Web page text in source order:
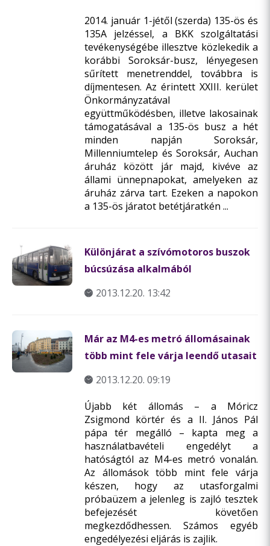
2014. január 1-jétől (szerda) 135-ös és
135A jelzéssel, a BKK szolgáltatási
tevékenységébe illesztve közlekedik a
korábbi Soroksár-busz, lényegesen
sűrített menetrenddel, továbbra is
díjmentesen. Az érintett XXIII. kerület
Önkormányzatával
együttműködésben, illetve lakosainak
támogatásával a 135-ös busz a hét
minden napján Soroksár,
Millenniumtelep és Soroksár, Auchan
áruház között jár majd, kivéve az
állami ünnepnapokat, amelyeken az
áruház zárva tart. Ezeken a napokon
a 135-ös járatot betétjáratkén ...
Különjárat a szívómotoros buszok
búcsúzása alkalmából
2013.12.20. 13:42
Már az M4-es metró állomásainak
több mint fele várja leendő utasait
2013.12.20. 09:19
Újabb két állomás – a Móricz
Zsigmond körtér és a II. János Pál
pápa tér megálló – kapta meg a
használatbavételi engedélyt a
hatóságtól az M4-es metró vonalán.
Az állomások több mint fele várja
készen, hogy az utasforgalmi
próbaüzem a jelenleg is zajló tesztek
befejezését követően
megkezdődhessen. Számos egyéb
engedélyezési eljárás is zajlik.